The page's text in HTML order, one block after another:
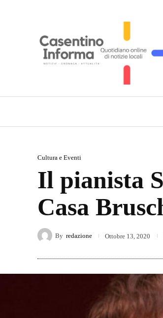
Cultura e Eventi
Il pianista
Casa
By redazione Ottobre 13, 2020